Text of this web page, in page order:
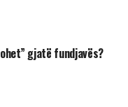
gjatë fundjavës?